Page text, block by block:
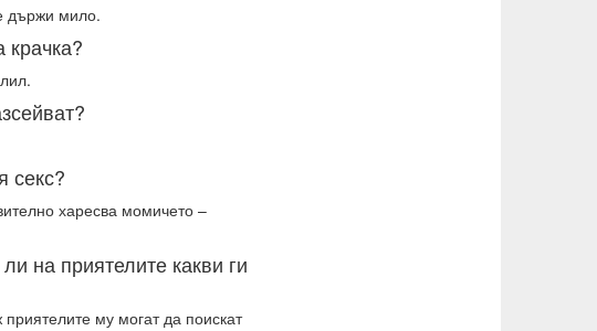
държи мило.
крачка?
секс?
харесва момичето –
на приятелите какви ги
му могат да поискат